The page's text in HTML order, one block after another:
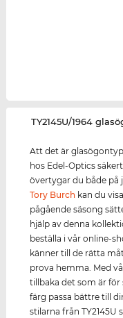
‌TY2145U/1964
Att det är
hos Edel-Optics
övertygar du både på
Tory Burch kan du
pågående säsong
hjälp av denna
beställa i vår online-
känner till de rätta
prova hemma. Med
tillbaka det som är för
färg passa bättre till
stilarna från